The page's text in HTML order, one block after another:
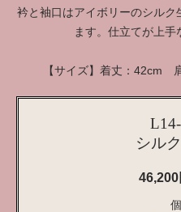
衿と袖口はアイボリーのシル
ます。仕立てが上手
【サイズ】着丈：42cm
シル